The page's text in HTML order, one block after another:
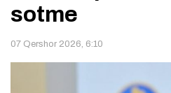
sotme
07 Qershor 2026, 6:10